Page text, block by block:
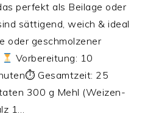
perfekt als Beilage oder
sättigend, weich & ideal
oder geschmolzener
Vorbereitung: 10
Gesamtzeit: 25
300 g Mehl (Weizen-
1…